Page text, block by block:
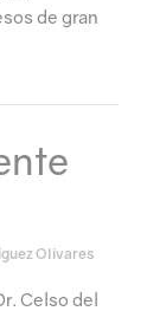
de gran
Olivares
Celso del